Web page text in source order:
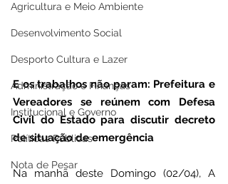
Agricultura e Meio Ambiente
Desenvolvimento Social
Desporto Cultura e Lazer
Administração e Finanças
Institucional e Governo
Políticas Públicas
Nota de Pesar
E os trabalhos não param: Prefeitura e
Vereadores se reúnem com Defesa
Civil do Estado para discutir decreto
de situação de emergência
Na manhã deste Domingo (02/04), A